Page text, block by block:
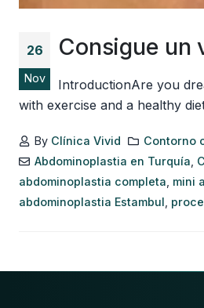
26
Nov
Consigue un
IntroductionAre you
with exercise and a healthy
By Clínica Vivid
Contorno
Abdominoplastia en Turquía
abdominoplastia completa mini
abdominoplastia Estambul